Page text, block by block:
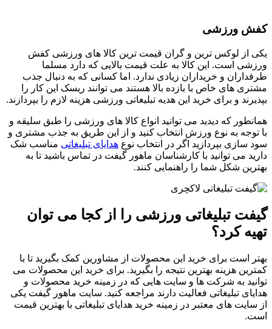
کفش ورزشی
یکی از لوکس ترین و گران قیمت ترین کالا های ورزشی کفش
ورزشی است. این کالا به علت قیمت بالایی که دارد مسلما
طرفداران و خریداران زیادی ندارد. اما کسانی که به دنبال جذب
مشتری های خاص با بازده بالا هستند می توانند ریسک این کار را
بپذیرند و برای خرید این هدیه تبلیغاتی ورزشی هزینه لازم را بپردازند.
همانطور که دیدید می توانید انواع کالا های ورزشی را طبق سلیقه و
با توجه به نوع ورزش انتخاب کنید و از این طریق به جذب مشتری و
سود سازی بپردازید اگر در انتخاب نوع هدایای تبلیغاتی مناسب شک
دارید می توانید با کارشناسان ماهور گیفت در تماس باشید تا به
بهترین شکل شما را راهنمایی کنند.
گیفت تبلیغاتی ورزشی را از کجا می توان
تهیه کرد؟
بهتر است برای خرید این محصولات از مشاورین کمک بگیرید تا با
کمترین هزینه بهترین نتیجه را بگیرید. برای خرید این محصولات می
توانید به شرکت ها و سایت هایی که در زمینه خرید محصولات و
هدایای تبلیغاتی فعالیت دارند مراجعه کنید. سایت ماهور گیفت یکی
از سایت های معتبر در زمینه خرید هدایای تبلیغاتی با بهترین قیمت
است.